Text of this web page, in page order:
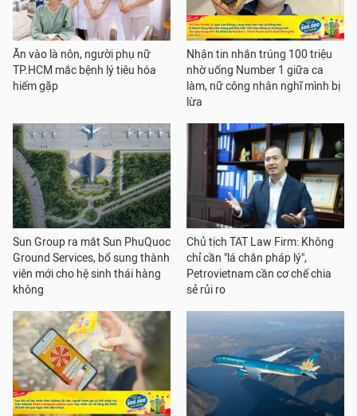
Ăn vào là nôn, người phụ nữ
TP.HCM mắc bệnh lý tiêu hóa
hiếm gặp
Nhận tin nhắn trúng 100 triệu
nhờ uống Number 1 giữa ca
làm, nữ công nhân nghĩ mình bị
lừa
Sun Group ra mắt Sun PhuQuoc
Ground Services, bổ sung thành
viên mới cho hệ sinh thái hàng
không
Chủ tịch TAT Law Firm: Không
chỉ cần "lá chắn pháp lý",
Petrovietnam cần cơ chế chia
sẻ rủi ro